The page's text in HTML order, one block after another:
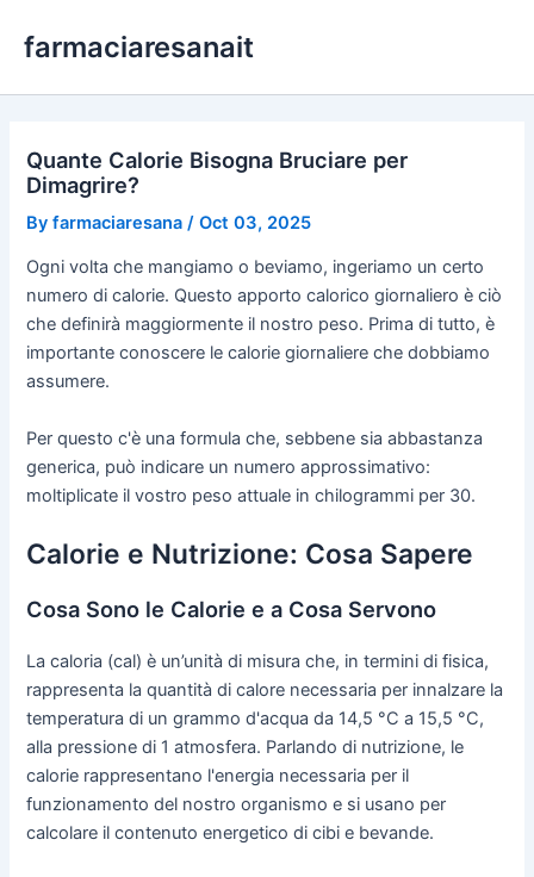
farmaciaresanait
Quante Calorie Bisogna Bruciare per
Dimagrire?
Byfarmaciaresana /Oct 03, 2025
Ogni volta che mangiamo o beviamo, ingeriamo un certo
numero di calorie. Questo apporto calorico giornaliero è ciò
che definirà maggiormente il nostro peso. Prima di tutto, è
importante conoscere le calorie giornaliere che dobbiamo
assumere.
Per questo c'è una formula che, sebbene sia abbastanza
generica, può indicare un numero approssimativo:
moltiplicate il vostro peso attuale in chilogrammi per 30.
Calorie e Nutrizione: Cosa Sapere
Cosa Sono le Calorie e a Cosa Servono
La caloria (cal) è un’unità di misura che, in termini di fisica,
rappresenta la quantità di calore necessaria per innalzare la
temperatura di un grammo d'acqua da 14,5 °C a 15,5 °C,
alla pressione di 1 atmosfera. Parlando di nutrizione, le
calorie rappresentano l'energia necessaria per il
funzionamento del nostro organismo e si usano per
calcolare il contenuto energetico di cibi e bevande.